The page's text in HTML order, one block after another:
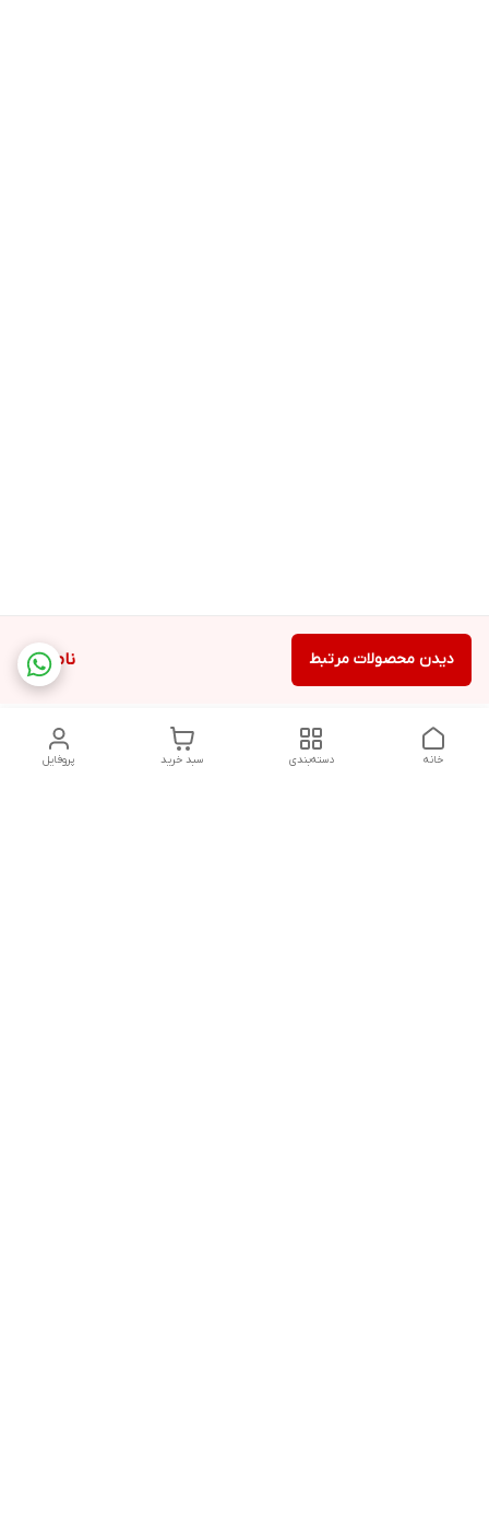
ناموجود دیدن محصولات مرتبط
پروفایل سبد خرید دسته‌بندی خانه